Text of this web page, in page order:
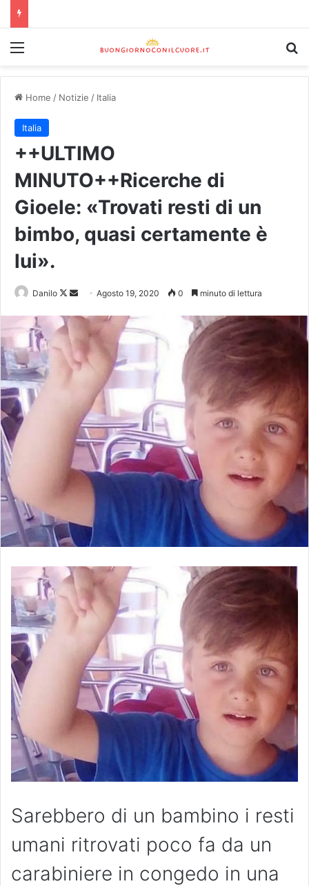
Home / Notizie / Italia
Italia
++ULTIMO
MINUTO++Ricerche di
Gioele: «Trovati resti di un
bimbo, quasi certamente è
lui».
Danilo Agosto 19, 2020 0 minuto di lettura
Sarebbero di un bambino i resti
umani ritrovati poco fa da un
carabiniere in congedo in una